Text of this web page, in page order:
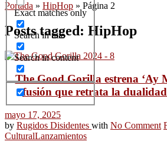
Exact matches only
Search in title
Search in content
Portada » HipHop » Página 2
Posts tagged: HipHop
The Good Gorilla estrena ‘Ay
fusión que retrata la dualidad
mayo 17, 2025
by Rugidos Disidentes with No Comment
CulturalLanzamientos